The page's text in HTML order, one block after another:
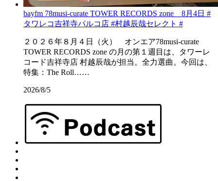
bayfm 78musi-curate TOWER RECORDS zone 8月4日 #
タワレコ吉祥寺パルコ店 #村越辰哉セレクト #
２０２６年８月４日（火） オンエア78musi-curate
TOWER RECORDS zone の月の第１週目は、タワーレ
コード吉祥寺店 村越辰哉が担当。全力選曲。今回は、
特集：The Roll……
2026/8/5